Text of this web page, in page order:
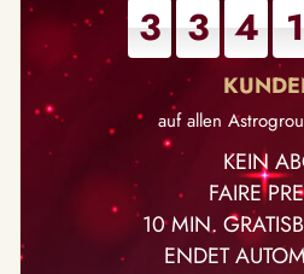
3 3 4 1
auf allen
KEIN
FAIRE
10 MIN.
ENDET